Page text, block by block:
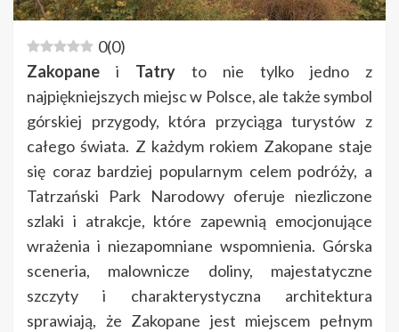
0(0)
Zakopane i Tatry to nie tylko jedno z
najpiękniejszych miejsc w Polsce, ale także symbol
górskiej przygody, która przyciąga turystów z
całego świata. Z każdym rokiem Zakopane staje
się coraz bardziej popularnym celem podróży, a
Tatrzański Park Narodowy oferuje niezliczone
szlaki i atrakcje, które zapewnią emocjonujące
wrażenia i niezapomniane wspomnienia. Górska
sceneria, malownicze doliny, majestatyczne
szczyty i charakterystyczna architektura
sprawiają, że Zakopane jest miejscem pełnym